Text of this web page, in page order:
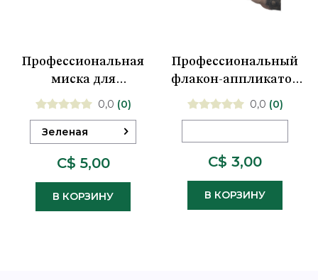
Профессиональная
миска для
смешивания ORising
0,0 (0)
Зеленая
C$ 5,00
В КОРЗИНУ
Профессиональный
флакон-аппликатор
ORising
0,0 (0)
C$ 3,00
В КОРЗИНУ